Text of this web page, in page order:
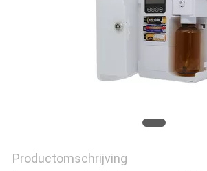
PRIVACYBELEID
Productomschrijving